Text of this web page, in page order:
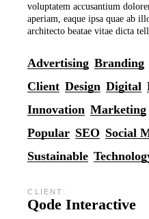
voluptatem accusantium
aperiam, eaque ipsa quae ab
architecto beatae vitae dicta
Advertising Branding
Client Design Digital
Innovation Marketing
Popular SEO Social
Sustainable
CLIENT:
Qode Interactive